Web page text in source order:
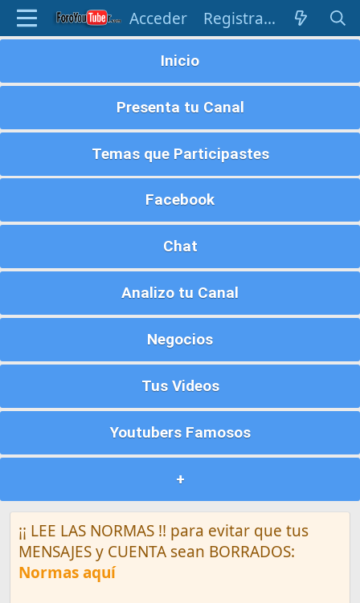
Acceder Registrarse
Inicio
Presenta tu Canal
Temas que Participastes
Facebook
Chat
Analizo tu Canal
Negocios
Tus Videos
Youtubers Famosos
+
¡¡ LEE LAS NORMAS !! para evitar que tus
MENSAJES y CUENTA sean BORRADOS:
Normas aquí